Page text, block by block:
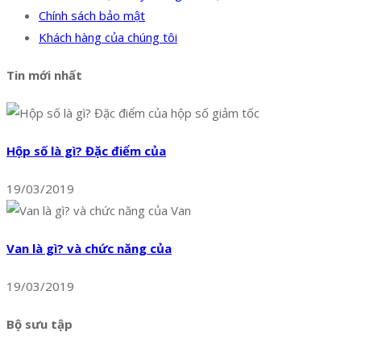
Chính sách bảo mật
Khách hàng của chúng tôi
Tin mới nhất
Hộp số là gì? Đặc điểm của
19/03/2019
Van là gì? và chức năng của
19/03/2019
Bộ sưu tập